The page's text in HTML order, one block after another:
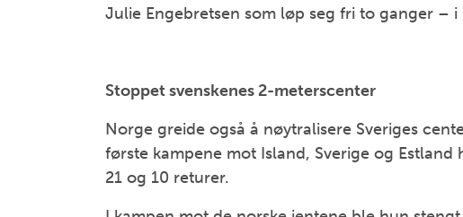
Julie Engebretsen som løp seg fri to ganger – i
Stoppet svenskenes 2-meterscenter
Norge greide også å nøytralisere Sveriges
første kampene mot Island, Sverige og
21 og 10 returer.